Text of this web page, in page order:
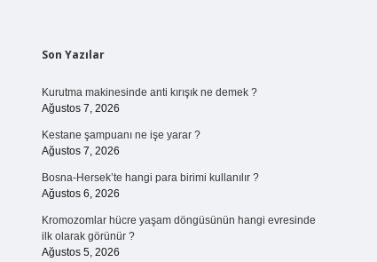
Sidebar
Son Yazılar
Kurutma makinesinde anti kırışık ne demek ?
Ağustos 7, 2026
Kestane şampuanı ne işe yarar ?
Ağustos 7, 2026
Bosna-Hersek’te hangi para birimi kullanılır ?
Ağustos 6, 2026
Kromozomlar hücre yaşam döngüsünün hangi evresinde
ilk olarak görünür ?
Ağustos 5, 2026
ilbet girişhttps://betexpergiris.casino/